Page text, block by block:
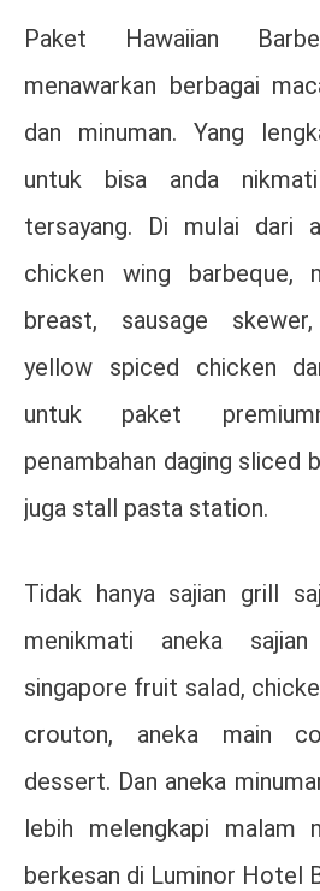
Paket Hawaiian
menawarkan berbagai
dan minuman. Yang
untuk bisa anda
tersayang. Di mulai dari
chicken wing barbeque,
breast, sausage
yellow spiced chicken
untuk paket
penambahan daging sliced
juga stall pasta station.
Tidak hanya sajian grill
menikmati aneka
singapore fruit salad,
crouton, aneka main
dessert. Dan aneka
lebih melengkapi malam
berkesan di Luminor Hotel